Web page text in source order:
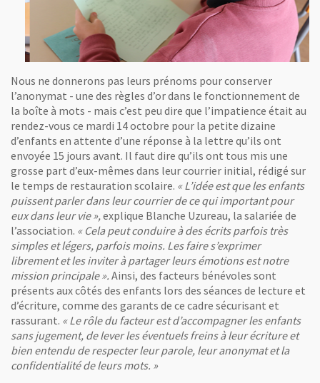
Nous ne donnerons pas leurs prénoms pour conserver
l’anonymat - une des règles d’or dans le fonctionnement de
la boîte à mots - mais c’est peu dire que l’impatience était au
rendez-vous ce mardi 14 octobre pour la petite dizaine
d’enfants en attente d’une réponse à la lettre qu’ils ont
envoyée 15 jours avant. Il faut dire qu’ils ont tous mis une
grosse part d’eux-mêmes dans leur courrier initial, rédigé sur
le temps de restauration scolaire. « L’idée est que les enfants
puissent parler dans leur courrier de ce qui important pour
eux dans leur vie », explique Blanche Uzureau, la salariée de
l’association. « Cela peut conduire à des écrits parfois très
simples et légers, parfois moins. Les faire s’exprimer
librement et les inviter à partager leurs émotions est notre
mission principale ». Ainsi, des facteurs bénévoles sont
présents aux côtés des enfants lors des séances de lecture et
d’écriture, comme des garants de ce cadre sécurisant et
rassurant. « Le rôle du facteur est d’accompagner les enfants
sans jugement, de lever les éventuels freins à leur écriture et
bien entendu de respecter leur parole, leur anonymat et la
confidentialité de leurs mots. »